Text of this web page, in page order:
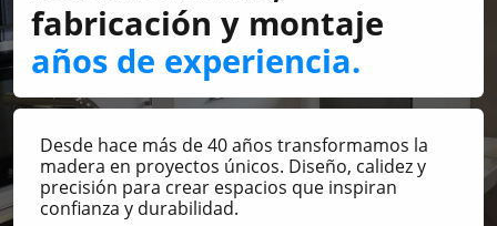
fabricación y montaje
años de experiencia.
Desde hace más de 40 años transformamos la
madera en proyectos únicos. Diseño, calidez y
precisión para crear espacios que inspiran
confianza y durabilidad.